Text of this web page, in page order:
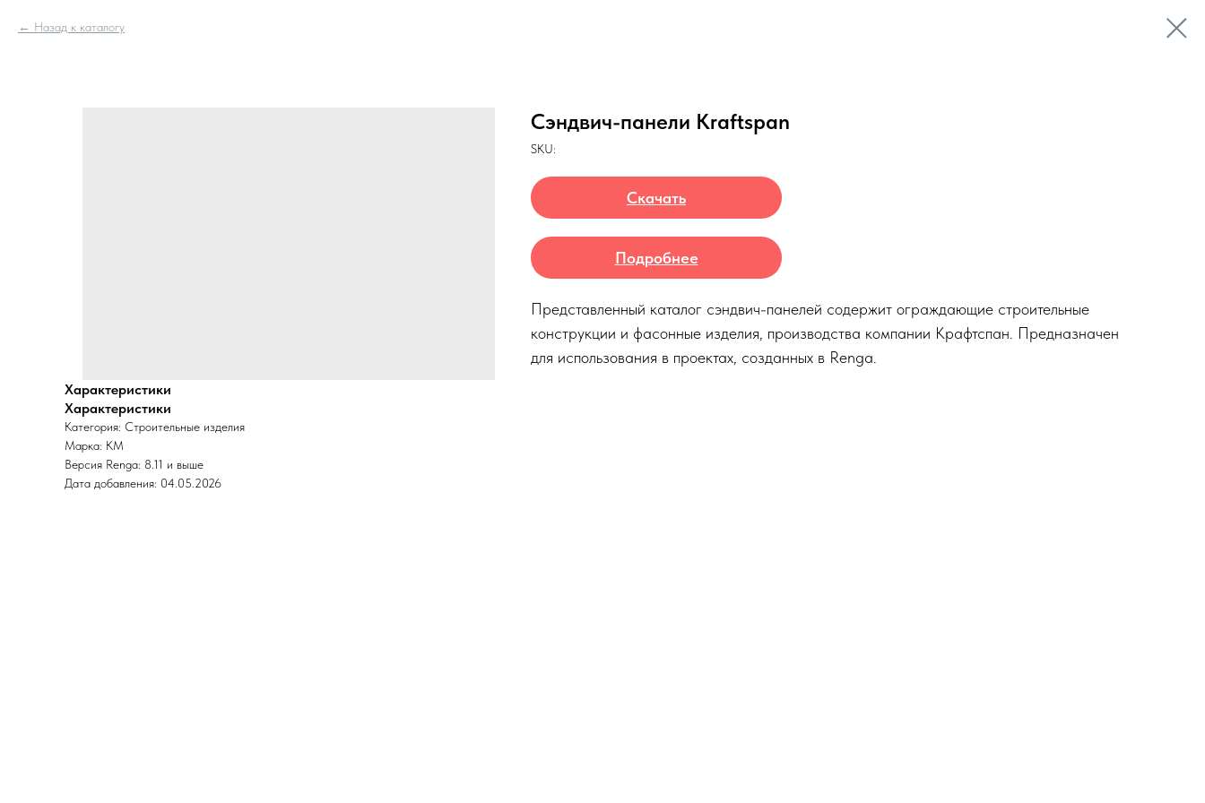
Назад к каталогу
Сэндвич-панели Kraftspan
SKU:
Скачать
Подробнее
Представленный каталог сэндвич-панелей содержит ограждающие строительные
конструкции и фасонные изделия, производства компании Крафтспан. Предназначен
для использования в проектах, созданных в Renga.
Характеристики
Характеристики
Категория: Строительные изделия
Марка: КМ
Версия Renga: 8.11 и выше
Дата добавления: 04.05.2026